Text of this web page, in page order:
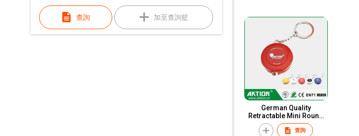
查詢 加至查詢籃
German Quality
Retractable Mini Round
Tape Measure Keychain
for Promotions
查詢